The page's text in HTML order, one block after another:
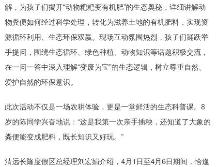
解，为孩子们揭开“动物粑粑变有机肥”的生态奥秘，详细讲解动
物粪便如何经过科学处理，转化为滋养土地的有机肥料，实现资
源循环利用、生态环保双赢。现场互动氛围热烈，孩子们踊跃举
手提问，围绕生态循环、绿色种植、动物知识等话题积极交流，
在一问一答中深入理解“变废为宝”的生态逻辑，树立尊重自然、
爱护自然的环保意识。
此次活动不仅是一场农耕体验，更是一堂鲜活的生态科普课。8
岁的陈同学兴奋地说：“这是我第一次亲手插秧，还知道了大象的
粪便能变成肥料，既长知识又好玩。”
清远长隆度假区总经理刘宏娟介绍，4月1日至4月6日期间，恰逢